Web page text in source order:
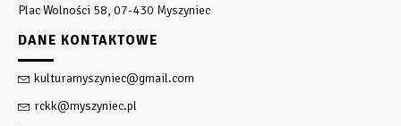
Plac Wolności 58, 07-430 Myszyniec
DANE KONTAKTOWE
kulturamyszyniec@gmail.com
rckk@myszyniec.pl